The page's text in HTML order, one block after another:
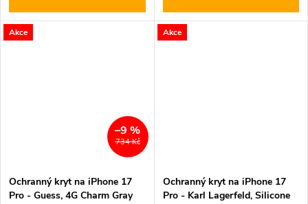
Akce
734 Kč
–9 %
Ochranný kryt na iPhone 17
Pro - Guess, 4G Charm Gray
Akce
Ochranný kryt na iPhone 17
Pro - Karl Lagerfeld, Silicone